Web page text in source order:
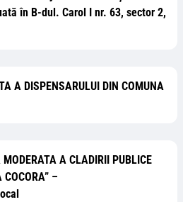
în B-dul. Carol I nr. 63, sector 2,
A DISPENSARULUI DIN COMUNA
MODERATA A CLADIRII PUBLICE
–